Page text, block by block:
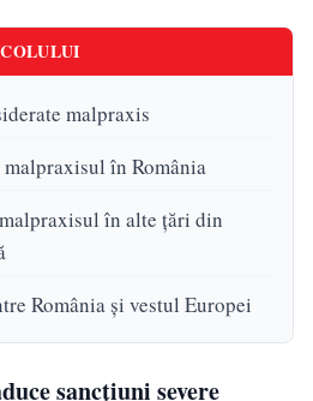
malpraxis
malpraxisul în România
în alte țări din
România și vestul Europei
sancțiuni severe